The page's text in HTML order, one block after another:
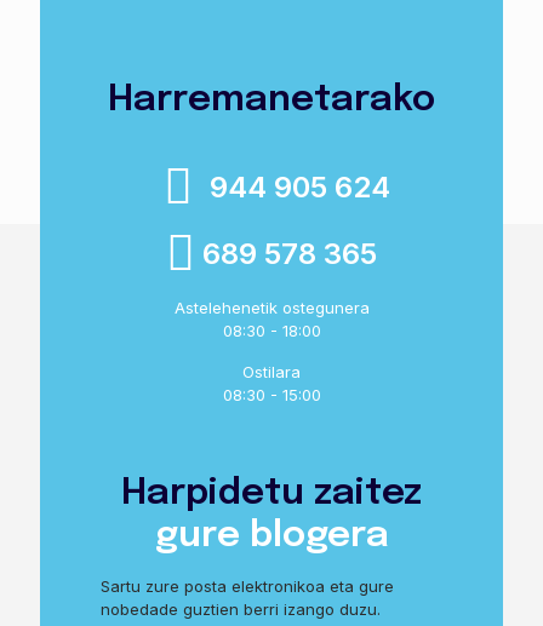
Harremanetarako
944 905 624
689 578 365
Astelehenetik ostegunera
08:30 - 18:00
Ostilara
08:30 - 15:00
Harpidetu zaitez
gure blogera
Sartu zure posta elektronikoa eta gure
nobedade guztien berri izango duzu.